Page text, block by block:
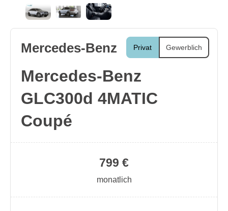
Privat Gewerblich
Mercedes-Benz
Mercedes-Benz
GLC300d 4MATIC
Coupé
799 €
monatlich